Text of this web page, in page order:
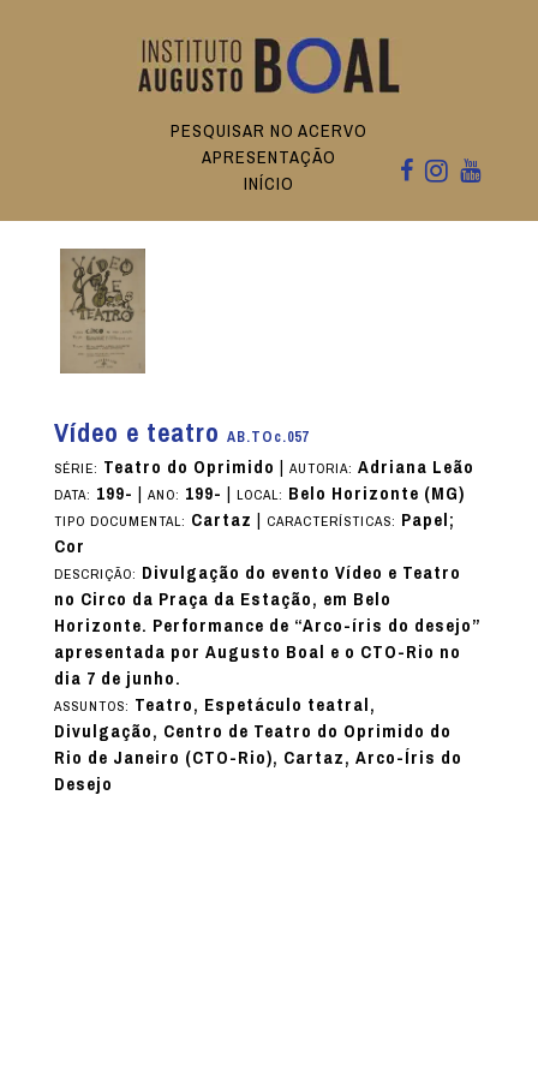
PESQUISAR NO ACERVO
APRESENTAÇÃO
INÍCIO
Vídeo e teatro AB.TOc.057
SÉRIE: Teatro do Oprimido | AUTORIA: Adriana Leão
DATA: 199- | ANO: 199- | LOCAL: Belo Horizonte (MG)
TIPO DOCUMENTAL: Cartaz | CARACTERÍSTICAS: Papel;
Cor
DESCRIÇÃO: Divulgação do evento Vídeo e Teatro
no Circo da Praça da Estação, em Belo
Horizonte. Performance de “Arco-íris do desejo”
apresentada por Augusto Boal e o CTO-Rio no
dia 7 de junho.
ASSUNTOS: Teatro, Espetáculo teatral,
Divulgação, Centro de Teatro do Oprimido do
Rio de Janeiro (CTO-Rio), Cartaz, Arco-Íris do
Desejo